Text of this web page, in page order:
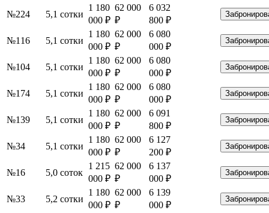
№224 5,1 сотки
1 180
000 ₽
62 000
₽
6 032
800 ₽
№116 5,1 сотки
1 180
000 ₽
62 000
₽
6 080
000 ₽
№104 5,1 сотки
1 180
000 ₽
62 000
₽
6 080
000 ₽
№174 5,1 сотки
1 180
000 ₽
62 000
₽
6 080
000 ₽
№139 5,1 сотки
1 180
000 ₽
62 000
₽
6 091
800 ₽
№34 5,1 сотки
1 180
000 ₽
62 000
₽
6 127
200 ₽
№16 5,0 соток
1 215
000 ₽
62 000
₽
6 137
000 ₽
№33 5,2 сотки
1 180
000 ₽
62 000
₽
6 139
000 ₽